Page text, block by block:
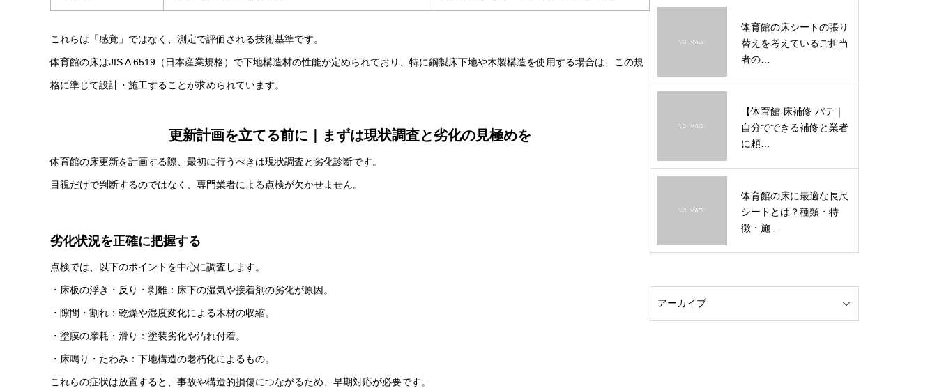
これらは「感覚」ではなく、測定で評価される技術基準です。
体育館の床はJIS A 6519（日本産業規格）で下地構造材の性能が定められており、特に鋼製床下地や木製構造を使用する場合は、この規
格に準じて設計・施工することが求められています。
更新計画を立てる前に｜まずは現状調査と劣化の見極めを
体育館の床更新を計画する際、最初に行うべきは現状調査と劣化診断です。
目視だけで判断するのではなく、専門業者による点検が欠かせません。
劣化状況を正確に把握する
点検では、以下のポイントを中心に調査します。
・床板の浮き・反り・剥離：床下の湿気や接着剤の劣化が原因。
・隙間・割れ：乾燥や湿度変化による木材の収縮。
・塗膜の摩耗・滑り：塗装劣化や汚れ付着。
・床鳴り・たわみ：下地構造の老朽化によるもの。
これらの症状は放置すると、事故や構造的損傷につながるため、早期対応が必要です。
体育館の床シートの張り
替えを考えているご担当
者の…
【体育館 床補修 パテ｜
自分でできる補修と業者
に頼…
体育館の床に最適な長尺
シートとは？種類・特
徴・施…